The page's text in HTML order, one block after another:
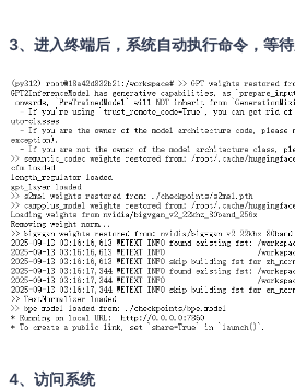
3、进入终端后，系统自动执行命令，等
4、访问系统